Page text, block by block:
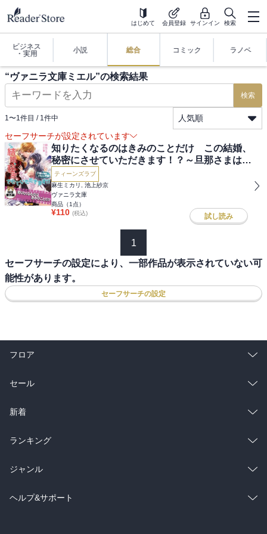
はじめて 会員登録 サインイン 検索
ビジネス
・実用
小説 総合 コミック ラノベ
“ヴァニラ文庫ミエル”の検索結果
検索
1〜1件目 / 1件中
人気順
セーフサーチが設定されています
知りたくなるのはきみのことだけ この結婚、
秘密にさせていただきます！？～旦那さまはイ
ケメン声優～【電子限定版】
ティーンズラブ
麻生ミカリ, 池上紗京
ヴァニラ文庫
商品（1 点）
¥110 (税込) 試し読み
1
セーフサーチの設定により、一部作品が表示されていない可
能性があります。
セーフサーチの設定
フロア
総合
ラノベ
雑誌・グラビア
BL・TL
セール
総合
ラノベ
雑誌・グラビア
BL・TL
新着
総合
ラノベ
雑誌・グラビア
ランキング
総合
ラノベ
ジャンル
コミック
ヘルプ&サポート